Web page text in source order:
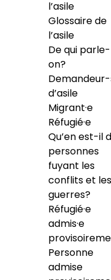
l’asile
Glossaire de
l’asile
De qui
on?
d’asile
Migrant·e
Réfugié·e
Qu’en est-il
personnes
fuyant les
conflits et les
guerres?
Réfugié·e
admis·e
Personne
admise